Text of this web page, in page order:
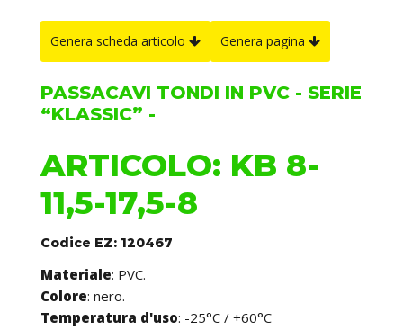
Genera scheda articolo Genera pagina
PASSACAVI TONDI IN PVC - SERIE
“KLASSIC” -
ARTICOLO: KB 8-
11,5-17,5-8
Codice EZ: 120467
Materiale: PVC.
Colore: nero.
Temperatura d'uso: -25°C / +60°C